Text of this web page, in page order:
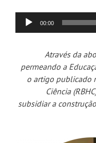
Tocador
00:00
Através da
permeando a
o artigo publicado
Ciência
subsidiar a